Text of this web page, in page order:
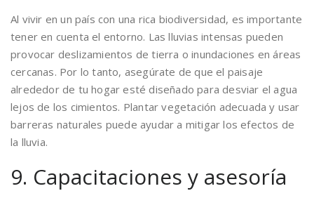
Al vivir en un país con una rica biodiversidad, es importante
tener en cuenta el entorno. Las lluvias intensas pueden
provocar deslizamientos de tierra o inundaciones en áreas
cercanas. Por lo tanto, asegúrate de que el paisaje
alrededor de tu hogar esté diseñado para desviar el agua
lejos de los cimientos. Plantar vegetación adecuada y usar
barreras naturales puede ayudar a mitigar los efectos de
la lluvia.
9. Capacitaciones y asesoría